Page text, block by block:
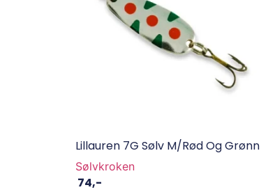
Lillauren 7G Sølv M/Rød Og Grønn
Sølvkroken
74,-